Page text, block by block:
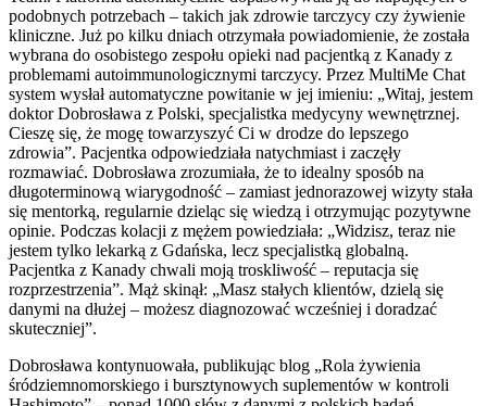
podobnych potrzebach – takich jak zdrowie tarczycy czy żywienie
kliniczne. Już po kilku dniach otrzymała powiadomienie, że została
wybrana do osobistego zespołu opieki nad pacjentką z Kanady z
problemami autoimmunologicznymi tarczycy. Przez MultiMe Chat
system wysłał automatyczne powitanie w jej imieniu: „Witaj, jestem
doktor Dobrosława z Polski, specjalistka medycyny wewnętrznej.
Cieszę się, że mogę towarzyszyć Ci w drodze do lepszego
zdrowia”. Pacjentka odpowiedziała natychmiast i zaczęły
rozmawiać. Dobrosława zrozumiała, że to idealny sposób na
długoterminową wiarygodność – zamiast jednorazowej wizyty stała
się mentorką, regularnie dzieląc się wiedzą i otrzymując pozytywne
opinie. Podczas kolacji z mężem powiedziała: „Widzisz, teraz nie
jestem tylko lekarką z Gdańska, lecz specjalistką globalną.
Pacjentka z Kanady chwali moją troskliwość – reputacja się
rozprzestrzenia”. Mąż skinął: „Masz stałych klientów, dzielą się
danymi na dłużej – możesz diagnozować wcześniej i doradzać
skuteczniej”.
Dobrosława kontynuowała, publikując blog „Rola żywienia
śródziemnomorskiego i bursztynowych suplementów w kontroli